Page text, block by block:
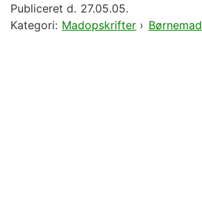
Publiceret d. 27.05.05.
Kategori: Madopskrifter › Børnemad